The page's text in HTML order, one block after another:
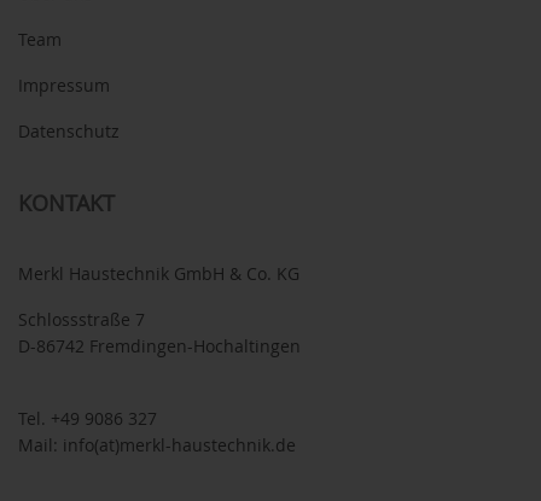
Team
Impressum
Datenschutz
KONTAKT
Merkl Haustechnik GmbH & Co. KG
Schlossstraße 7
D-86742 Fremdingen-Hochaltingen
Tel. +49 9086 327
Mail: info(at)merkl-haustechnik.de